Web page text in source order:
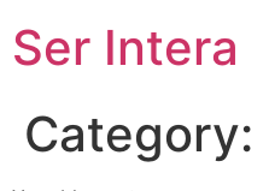
Ser Intera
Category: